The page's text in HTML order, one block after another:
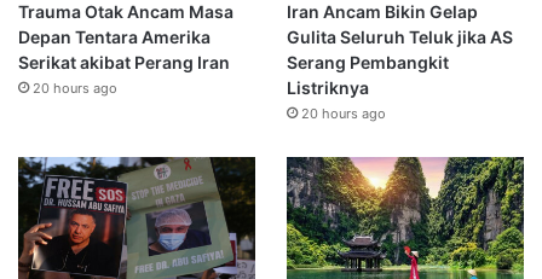
Trauma Otak Ancam Masa
Depan Tentara Amerika
Serikat akibat Perang Iran
20 hours ago
Iran Ancam Bikin Gelap
Gulita Seluruh Teluk jika AS
Serang Pembangkit
Listriknya
20 hours ago